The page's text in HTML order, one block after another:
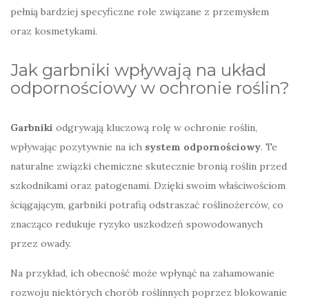
pełnią bardziej specyficzne role związane z przemysłem
oraz kosmetykami.
Jak garbniki wpływają na układ
odpornościowy w ochronie roślin?
Garbniki odgrywają kluczową rolę w ochronie roślin,
wpływając pozytywnie na ich system odpornościowy. Te
naturalne związki chemiczne skutecznie bronią roślin przed
szkodnikami oraz patogenami. Dzięki swoim właściwościom
ściągającym, garbniki potrafią odstraszać roślinożerców, co
znacząco redukuje ryzyko uszkodzeń spowodowanych
przez owady.
Na przykład, ich obecność może wpłynąć na zahamowanie
rozwoju niektórych chorób roślinnych poprzez blokowanie